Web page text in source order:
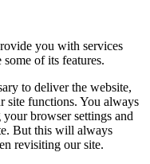
you with services
of its features.
to deliver the website,
site functions. You always
browser settings and
But this will always
revisiting our site.